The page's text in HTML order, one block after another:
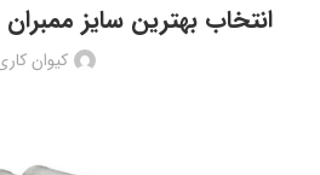
انتخاب بهترین سایز
کیوان